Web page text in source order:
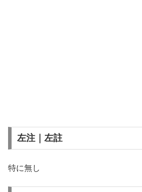
左注｜左註
特に無し